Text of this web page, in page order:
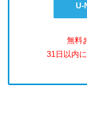
U-
無料
31日以内